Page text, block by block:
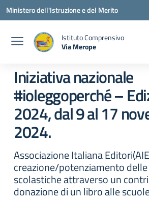
Vai ai contenuti
Vai al menu di navigazione
Vai al footer
Ministero dell'Istruzione e del Merito
Istituto Comprensivo
Via Merope
Iniziativa nazionale
#ioleggoperché –
2024, dal 9 al 17
2024.
Associazione Italiana
creazione/potenziamento
scolastiche attraverso un
donazione di un libro alle